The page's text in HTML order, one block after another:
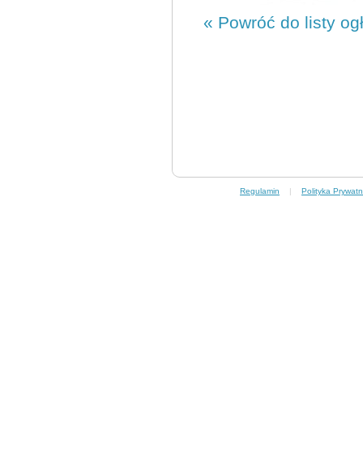
« Powróć do listy
Regulamin | Polityka